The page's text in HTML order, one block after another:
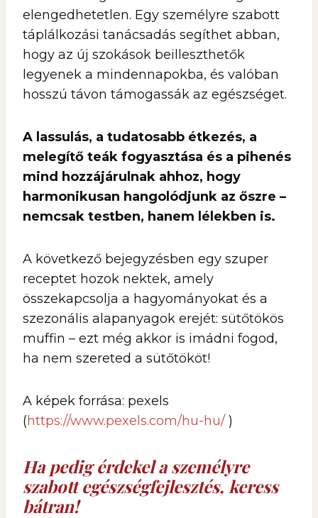
elengedhetetlen. Egy személyre szabott
táplálkozási tanácsadás segíthet abban,
hogy az új szokások beilleszthetők
legyenek a mindennapokba, és valóban
hosszú távon támogassák az egészséget.
A lassulás, a tudatosabb étkezés, a
melegítő teák fogyasztása és a pihenés
mind hozzájárulnak ahhoz, hogy
harmonikusan hangolódjunk az őszre –
nemcsak testben, hanem lélekben is.
A következő bejegyzésben egy szuper
receptet hozok nektek, amely
összekapcsolja a hagyományokat és a
szezonális alapanyagok erejét: sütőtökös
muffin – ezt még akkor is imádni fogod,
ha nem szereted a sütőtököt!
A képek forrása: pexels
(https://www.pexels.com/hu-hu/ )
Ha pedig érdekel a személyre
szabott egészségfejlesztés, keress
bátran!